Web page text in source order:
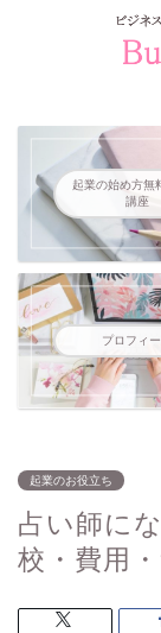
起業の始め方無
講座
プロフィ
起業のお役立ち
占い師に
校・費用